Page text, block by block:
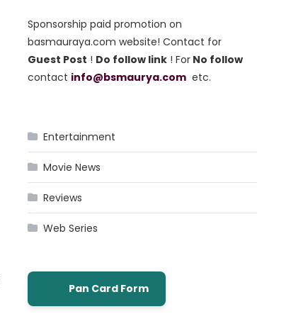
Sponsorship paid promotion on
basmauraya.com website! Contact for
Guest Post ! Do follow link ! For No follow
contact info@bsmaurya.com etc.
Entertainment
Movie News
Reviews
Web Series
Pan Card Form